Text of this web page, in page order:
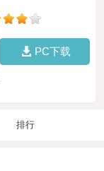
PC下载
排行